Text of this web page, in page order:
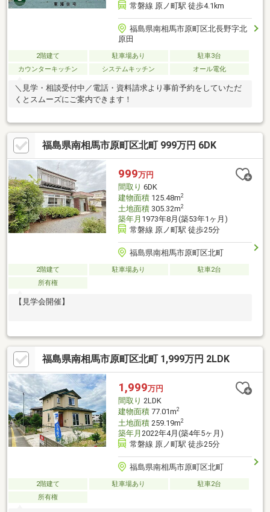
常磐線 原ノ町駅 徒歩4.1km
福島県南相馬市原町区北長野字北
原田
2階建て 駐車場あり
駐車3台
カウンターキッチン
システムキッチン オール電化
＼見学・相談受付中／電話・資料請求より事前予約をしていただ
くとスムーズにご案内できます！
福島県南相馬市原町区北町 999万円 6DK
999万円
間取り 6DK
建物面積125.48m2
土地面積305.32m2
築年月 1973年8月(築53年1ヶ月)
常磐線 原ノ町駅 徒歩25分
福島県南相馬市原町区北町
2階建て 駐車場あり
駐車2台
所有権
【見学会開催】
福島県南相馬市原町区北町 1,999万円 2LDK
1,999万円
間取り 2LDK
建物面積77.01m2
土地面積259.19m2
築年月 2022年4月(築4年5ヶ月)
常磐線 原ノ町駅 徒歩25分
福島県南相馬市原町区北町
2階建て 駐車場あり
駐車2台
所有権